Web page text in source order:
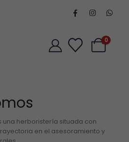
0
una herboristería situada con
en el asesoramiento y